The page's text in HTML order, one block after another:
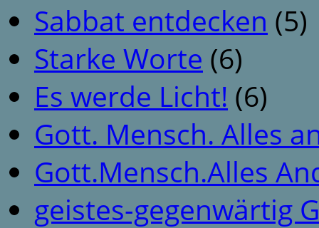
Sabbat entdecken (5)
Starke Worte (6)
Es werde Licht! (6)
Gott. Mensch. Alles
Gott.Mensch.Alles
geistes-gegenwärtig